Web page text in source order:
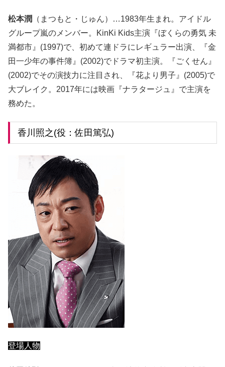
松本潤 （まつもと・じゅん）…1983年生まれ。アイドル
グループ嵐のメンバー。KinKi Kids主演『ぼくらの勇気 未
満都市』(1997)で、初めて連ドラにレギュラー出演、『金
田一少年の事件簿』(2002)でドラマ初主演。『ごくせん』
(2002)でその演技力に注目され、『花より男子』(2005)で
大ブレイク。2017年には映画『ナラタージュ』で主演を
務めた。
香川照之(役：佐田篤弘)
登場人物